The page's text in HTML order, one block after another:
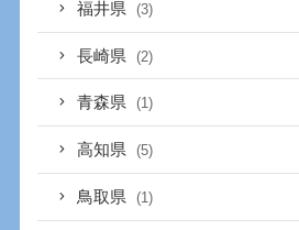
福井県 (3)
長崎県 (2)
青森県 (1)
高知県 (5)
鳥取県 (1)